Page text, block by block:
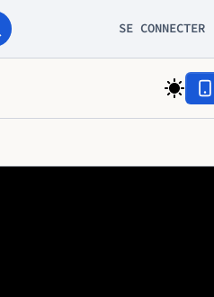
SE CONNECTER